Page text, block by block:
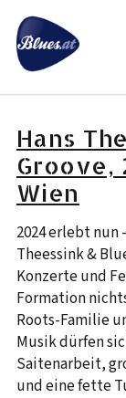
Inhalt
springen
Hans
Groove,
Wien
2024 erlebt nun
Theessink &
Konzerte und
Formation
Roots-Familie
Musik dürfen
Saitenarbeit,
und eine fette